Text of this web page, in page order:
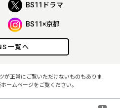
一覧へ
BS11ドラマ
BS11×京都
が正常にご覧いただけないものもありま
ームページをご覧ください。